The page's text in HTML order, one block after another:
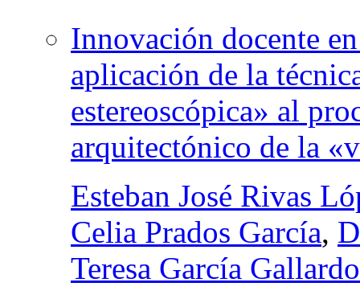
Innovación docente
aplicación de la
estereoscópica» al
arquitectónico de la
Esteban José Rivas
Celia Prados García,
Teresa García Gallardo